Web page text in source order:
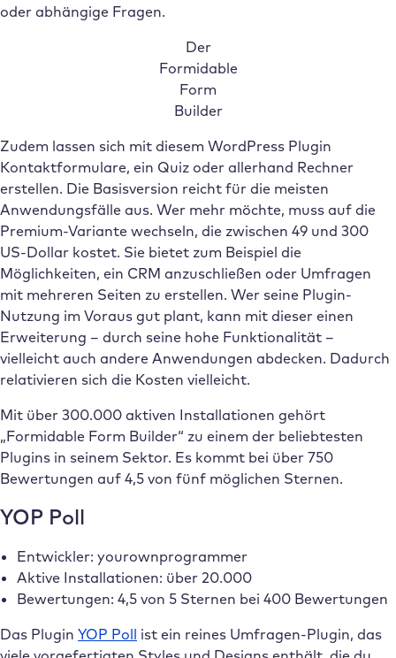
oder abhängige Fragen.
Der
Formidable
Form
Builder
Zudem lassen sich mit diesem WordPress Plugin
Kontaktformulare, ein Quiz oder allerhand Rechner
erstellen. Die Basisversion reicht für die meisten
Anwendungsfälle aus. Wer mehr möchte, muss auf die
Premium-Variante wechseln, die zwischen 49 und 300
US-Dollar kostet. Sie bietet zum Beispiel die
Möglichkeiten, ein CRM anzuschließen oder Umfragen
mit mehreren Seiten zu erstellen. Wer seine Plugin-
Nutzung im Voraus gut plant, kann mit dieser einen
Erweiterung – durch seine hohe Funktionalität –
vielleicht auch andere Anwendungen abdecken. Dadurch
relativieren sich die Kosten vielleicht.
Mit über 300.000 aktiven Installationen gehört
„Formidable Form Builder“ zu einem der beliebtesten
Plugins in seinem Sektor. Es kommt bei über 750
Bewertungen auf 4,5 von fünf möglichen Sternen.
YOP Poll
Entwickler: yourownprogrammer
Aktive Installationen: über 20.000
Bewertungen: 4,5 von 5 Sternen bei 400 Bewertungen
Das Plugin YOP Poll ist ein reines Umfragen-Plugin, das